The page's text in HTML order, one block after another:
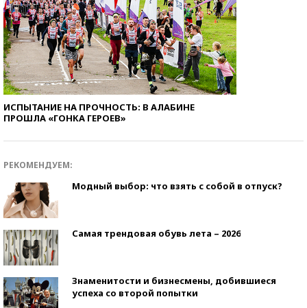
ИСПЫТАНИЕ НА ПРОЧНОСТЬ: В АЛАБИНЕ
ПРОШЛА «ГОНКА ГЕРОЕВ»
РЕКОМЕНДУЕМ:
Модный выбор: что взять с собой в отпуск?
Самая трендовая обувь лета – 2026
Знаменитости и бизнесмены, добившиеся
успеха со второй попытки